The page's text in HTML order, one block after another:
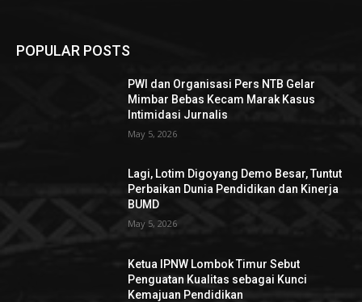
POPULAR POSTS
PWI dan Organisasi Pers NTB Gelar
Mimbar Bebas Kecam Marak Kasus
Intimidasi Jurnalis
May 5, 2026
Lagi, Lotim Digoyang Demo Besar, Tuntut
Perbaikan Dunia Pendidikan dan Kinerja
BUMD
May 5, 2026
Ketua IPNW Lombok Timur Sebut
Penguatan Kualitas sebagai Kunci
Kemajuan Pendidikan